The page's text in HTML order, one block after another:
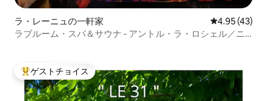
ラ・レーニュの一軒家 レビュー43
4.95 (43)
ラブルーム・スパ＆サウナ - アントル・ラ・ロシェル／ニ
大好評のゲストチョイスです。
ゲストチョイス